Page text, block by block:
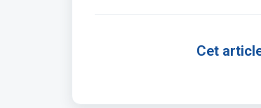
Cet